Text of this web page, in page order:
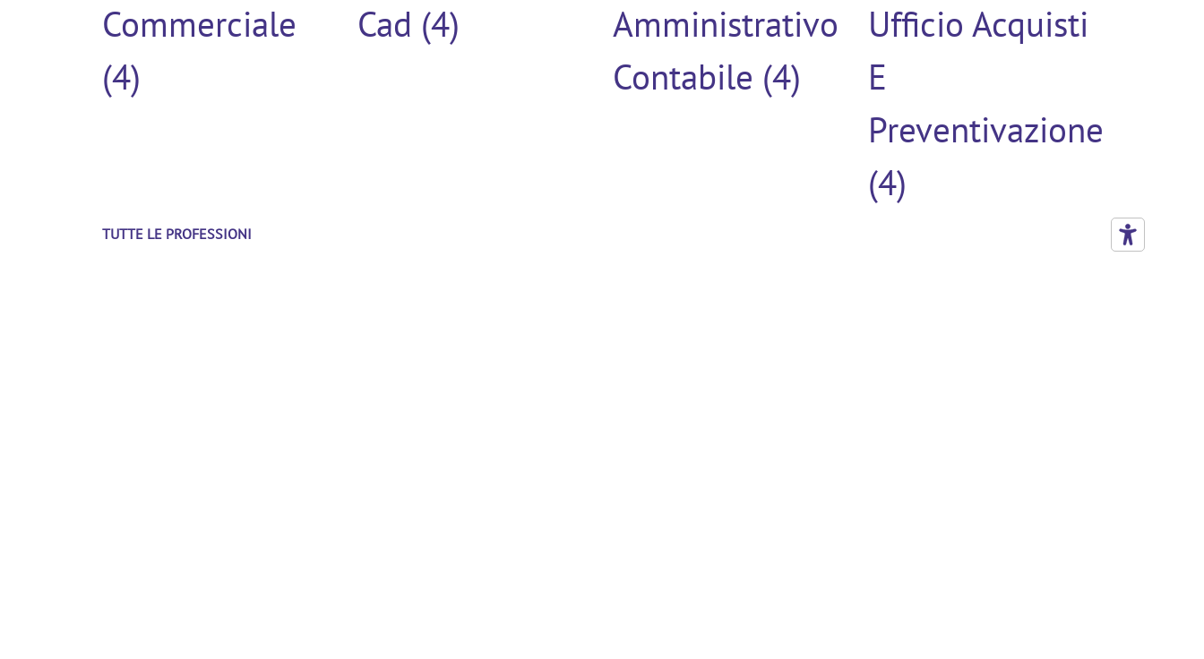
Commerciale
(4)
Cad (4)
Amministrativo
Contabile (4)
Ufficio Acquisti
E
Preventivazione
(4)
TUTTE LE PROFESSIONI